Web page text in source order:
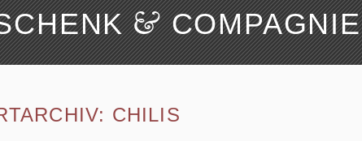
&COMPAGNIE
CHILIS